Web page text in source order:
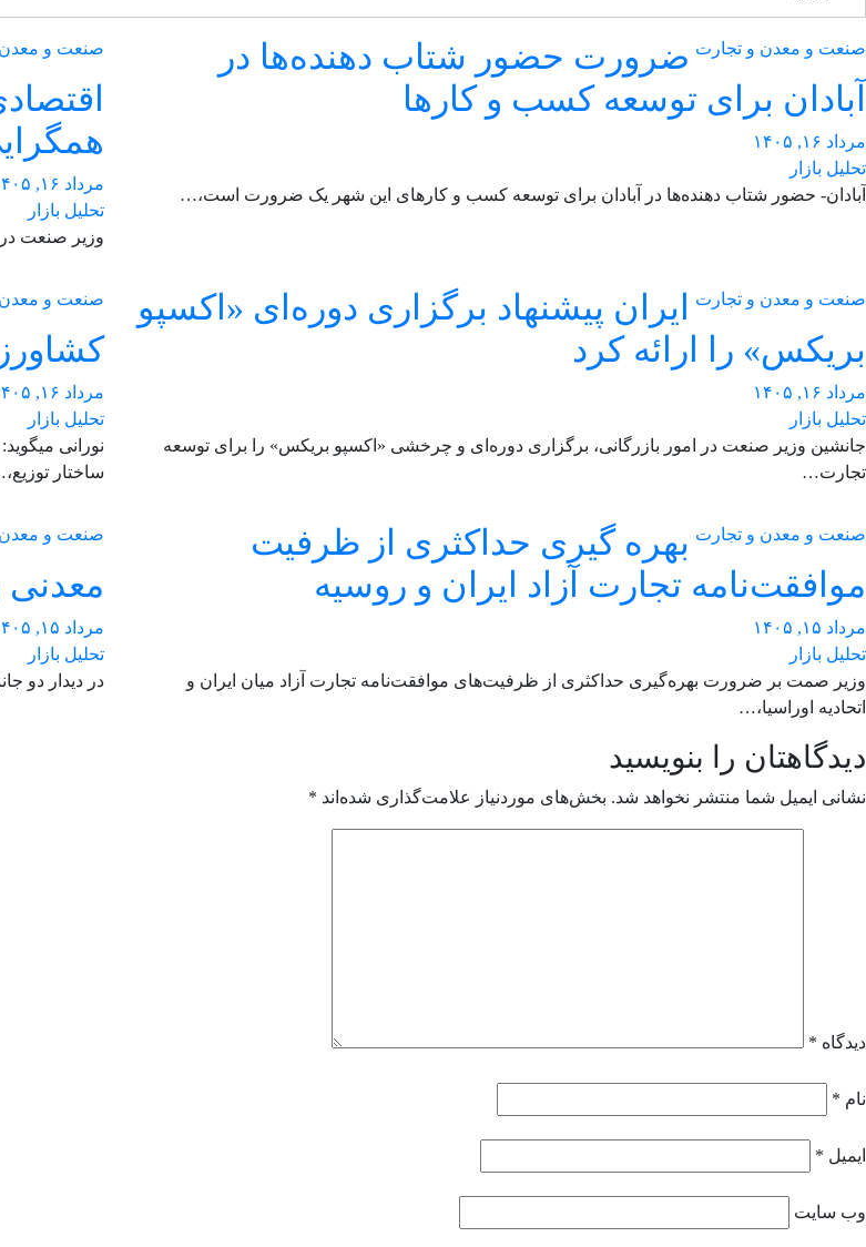
صنعت و معدن و تجارت ضرورت حضور شتاب ‌دهنده‌ها در
آبادان برای توسعه کسب‌ و کارها
مرداد ۱۶, ۱۴۰۵
تحلیل بازار
آبادان- حضور شتاب‌ دهنده‌ها در آبادان برای توسعه کسب‌ و کارهای این شهر یک ضرورت است،…
صنعت و
مرداد ۱۶, ۱۴۰۵
تحلیل بازار
وزیر صنعت
صنعت و معدن و تجارت
ایران پیشنهاد برگزاری دوره‌ای «اکسپو
بریکس» را ارائه کرد
مرداد ۱۶, ۱۴۰۵
تحلیل بازار
جانشین وزیر صنعت در امور بازرگانی، برگزاری دوره‌ای و چرخشی «اکسپو بریکس» را برای توسعه
تجارت…
صنعت و
مرداد ۱۶, ۱۴۰۵
تحلیل بازار
نورانی
ساختار
صنعت و معدن و تجارت بهره گیری حداکثری از ظرفیت
موافقت‌نامه تجارت آزاد ایران و روسیه
مرداد ۱۵, ۱۴۰۵
تحلیل بازار
وزیر صمت بر ضرورت بهره‌گیری حداکثری از ظرفیت‌های موافقت‌نامه تجارت آزاد میان ایران و
اتحادیه اوراسیا،…
صنعت و
معدنی
مرداد ۱۵, ۱۴۰۵
تحلیل بازار
در دیدار دو
دیدگاهتان را بنویسید
نشانی ایمیل شما منتشر نخواهد شد. بخش‌های موردنیاز علامت‌گذاری شده‌اند *
دیدگاه *
نام *
ایمیل *
وب‌ سایت